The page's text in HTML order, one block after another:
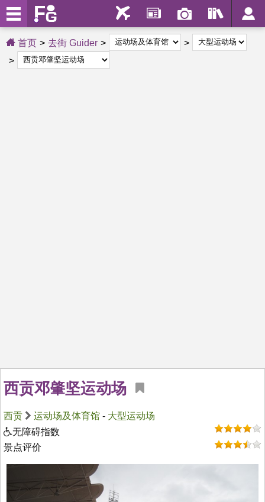
首页 去街 Guider
西贡邓肇坚运动场
西贡 运动场及体育馆 - 大型运动场
无障碍指数
景点评价